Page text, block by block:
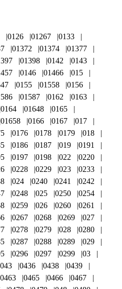
0126 01267
0133
01372 01374
01377
01398 0142
0143
0146 01466
015
0155 01558
0156
01587 0162
0163
0164 01648
0165
01658 0166 0167
017
0176 0178 0179
018
0186 0187 019
0191
0197 0198 022
0220
0228 0229 023
0233
024 0240 0241
0242
0248 025 0250
0254
0259 026 0260
0261
0267 0268 0269
027
0278 0279 028
0280
0287 0288 0289
029
0296 0297 0299
03
043 0436 0438
0439
0463 0465 0466
0467